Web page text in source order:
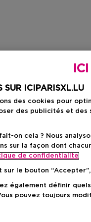
SUR ICIPARISXL.LU
des cookies pour
des publicités et des
on cela ? Nous
sur la façon dont
de confidentialite
sur le bouton
également définir
pouvez toujours